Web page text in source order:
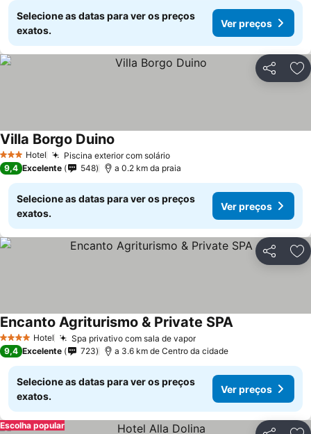
Selecione as datas para ver os preços
exatos.
Ver preços
Partilhar
3 EstrelasHotel Piscina exterior com solárioVer preços
Villa Borgo Duino
9,4 Excelente 548 a 0.2 km da praia
Selecione as datas para ver os preços
exatos.
Ver preços
Partilhar
4 EstrelasHotel Spa privativo com sala de vaporVer preços
Encanto Agriturismo & Private SPAVer preços
9,4 Excelente 723 a 3.6 km de Centro da cidade
Selecione as datas para ver os preços
exatos.
Ver preços
Escolha popular